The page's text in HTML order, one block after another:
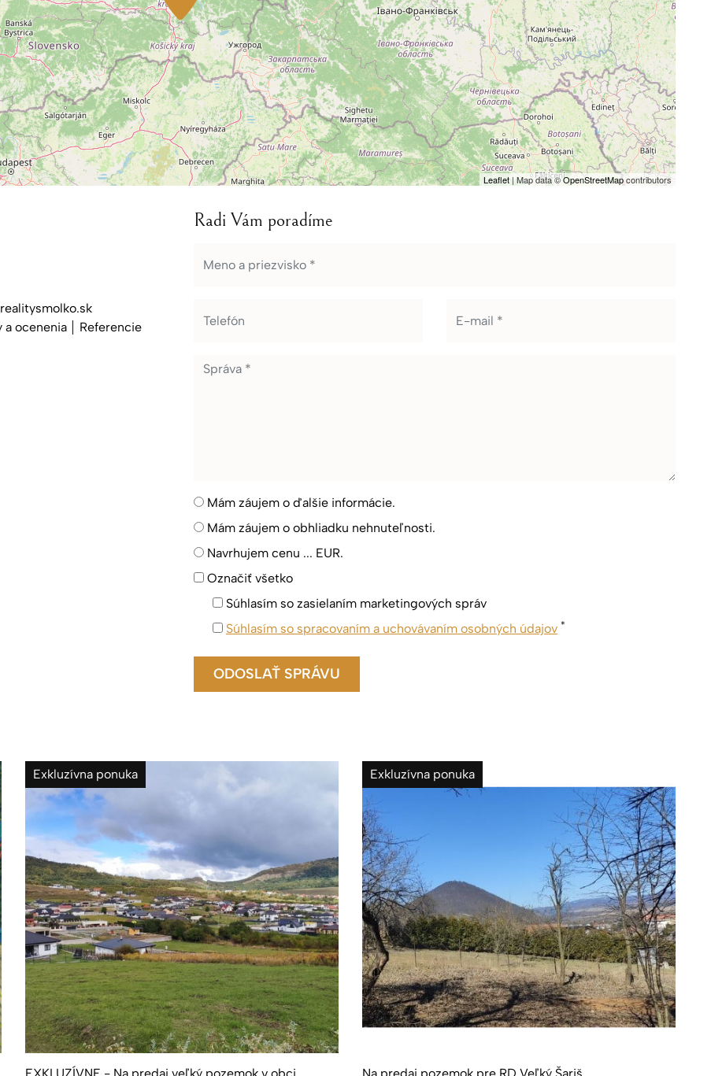
Leaflet | Map data ©OpenStreetMapcontributors
ocenenia
Referencie
Radi Vám poradíme
Mám záujem o ďalšie informácie.
Mám záujem o obhliadku nehnuteľnosti.
Navrhujem cenu ... EUR.
Označiť všetko
Súhlasím so zasielaním marketingových správ
Súhlasím so spracovaním a uchovávaním osobných údajov *
Exkluzívna ponuka Exkluzívna ponuka